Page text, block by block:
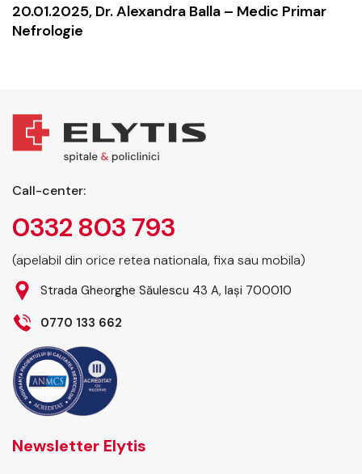
20.01.2025, Dr. Alexandra Balla – Medic Primar
Nefrologie
Call-center:
0332 803 793
(apelabil din orice retea nationala, fixa sau mobila)
Strada Gheorghe Săulescu 43 A, Iași 700010
0770 133 662
Newsletter Elytis